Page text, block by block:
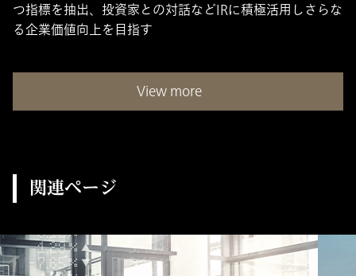
つ指標を抽出、投資家との対話などIRに積極活用しさらな
る企業価値向上を目指す
View more
関連ページ